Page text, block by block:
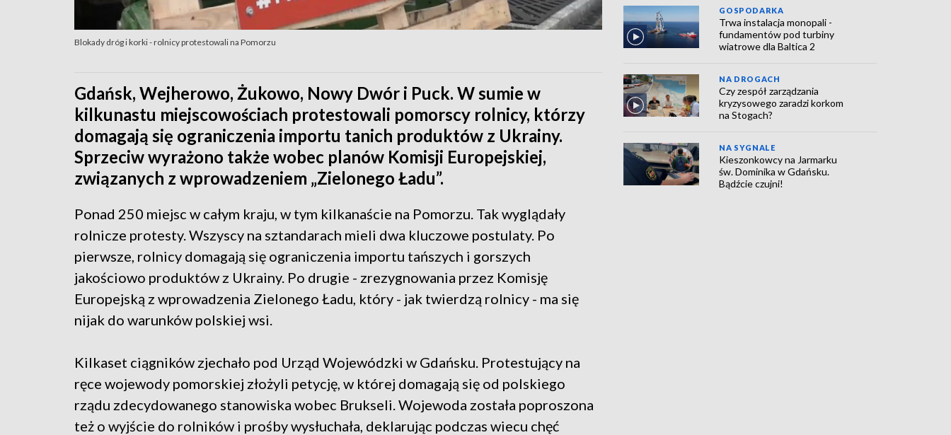
Blokady dróg i korki - rolnicy protestowali na Pomorzu
Gdańsk, Wejherowo, Żukowo, Nowy Dwór i Puck. W sumie w
kilkunastu miejscowościach protestowali pomorscy rolnicy, którzy
domagają się ograniczenia importu tanich produktów z Ukrainy.
Sprzeciw wyrażono także wobec planów Komisji Europejskiej,
związanych z wprowadzeniem „Zielonego Ładu”.
Ponad 250 miejsc w całym kraju, w tym kilkanaście na Pomorzu. Tak wyglądały
rolnicze protesty. Wszyscy na sztandarach mieli dwa kluczowe postulaty. Po
pierwsze, rolnicy domagają się ograniczenia importu tańszych i gorszych
jakościowo produktów z Ukrainy. Po drugie - zrezygnowania przez Komisję
Europejską z wprowadzenia Zielonego Ładu, który - jak twierdzą rolnicy - ma się
nijak do warunków polskiej wsi.
Kilkaset ciągników zjechało pod Urząd Wojewódzki w Gdańsku. Protestujący na
ręce wojewody pomorskiej złożyli petycję, w której domagają się od polskiego
rządu zdecydowanego stanowiska wobec Brukseli. Wojewoda została poproszona
też o wyjście do rolników i prośby wysłuchała, deklarując podczas wiecu chęć
GOSPODARKA
Trwa instalacja monopali -
fundamentów pod turbiny
wiatrowe dla Baltica 2
NA DROGACH
Czy zespół zarządzania
kryzysowego zaradzi korkom
na Stogach?
NA SYGNALE
Kieszonkowcy na Jarmarku
św. Dominika w Gdańsku.
Bądźcie czujni!